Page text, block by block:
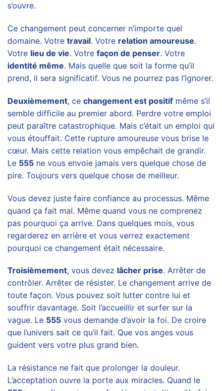
s’ouvre.
Ce changement peut concerner n’importe quel
domaine. Votre travail. Votre relation amoureuse.
Votre lieu de vie. Votre façon de penser. Votre
identité même. Mais quelle que soit la forme qu’il
prend, il sera significatif. Vous ne pourrez pas l’ignorer.
Deuxièmement, ce changement est positif même s’il
semble difficile au premier abord. Perdre votre emploi
peut paraître catastrophique. Mais c’était un emploi qui
vous étouffait. Cette rupture amoureuse vous brise le
cœur. Mais cette relation vous empêchait de grandir.
Le 555 ne vous envoie jamais vers quelque chose de
pire. Toujours vers quelque chose de meilleur.
Vous devez juste faire confiance au processus. Même
quand ça fait mal. Même quand vous ne comprenez
pas pourquoi ça arrive. Dans quelques mois, vous
regarderez en arrière et vous verrez exactement
pourquoi ce changement était nécessaire.
Troisièmement, vous devez lâcher prise. Arrêter de
contrôler. Arrêter de résister. Le changement arrive de
toute façon. Vous pouvez soit lutter contre lui et
souffrir davantage. Soit l’accueillir et surfer sur la
vague. Le 555 vous demande d’avoir la foi. De croire
que l’univers sait ce qu’il fait. Que vos anges vous
guident vers votre plus grand bien.
La résistance ne fait que prolonger la douleur.
L’acceptation ouvre la porte aux miracles. Quand le